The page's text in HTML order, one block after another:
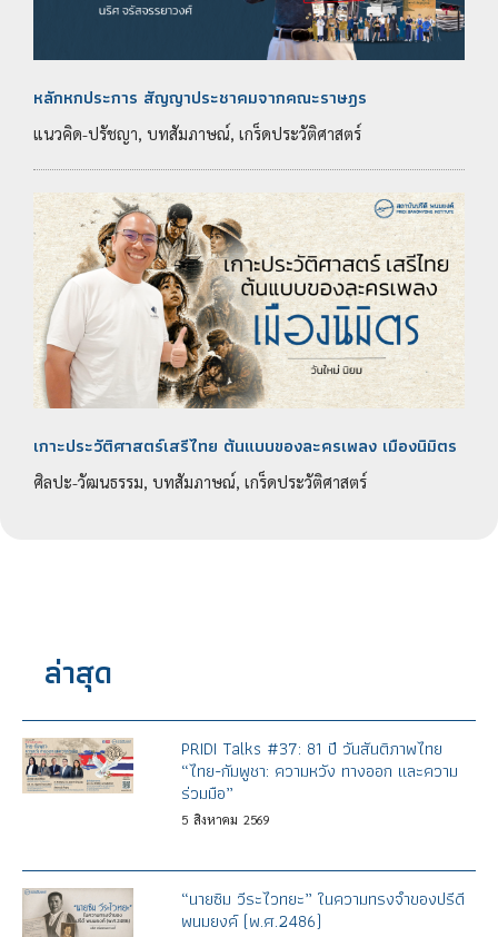
หลักหกประการ สัญญาประชาคมจากคณะราษฎร
แนวคิด-ปรัชญา, บทสัมภาษณ์, เกร็ดประวัติศาสตร์
เกาะประวัติศาสตร์เสรีไทย ต้นแบบของละครเพลง เมืองนิมิตร
ศิลปะ-วัฒนธรรม, บทสัมภาษณ์, เกร็ดประวัติศาสตร์
ล่าสุด
PRIDI Talks #37: 81 ปี วันสันติภาพไทย
“ไทย-กัมพูชา: ความหวัง ทางออก และความ
ร่วมมือ”
5 สิงหาคม 2569
“นายซิม วีระไวทยะ” ในความทรงจำของปรีดี
พนมยงค์ (พ.ศ.2486)